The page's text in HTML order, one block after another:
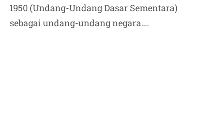
1950 (Undang-Undang Dasar Sementara)
sebagai undang-undang negara....